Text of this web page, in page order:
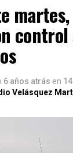
6 años atrás en
Velásquez